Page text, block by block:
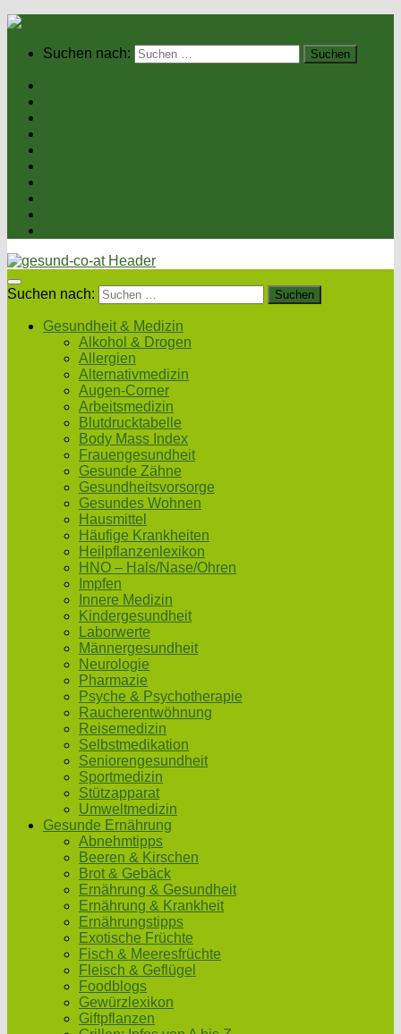
Suchen nach:
Suchen nach:
Gesundheit & Medizin
Alkohol & Drogen
Allergien
Alternativmedizin
Augen-Corner
Arbeitsmedizin
Blutdrucktabelle
Body Mass Index
Frauengesundheit
Gesunde Zähne
Gesundheitsvorsorge
Gesundes Wohnen
Hausmittel
Häufige Krankheiten
Heilpflanzenlexikon
HNO – Hals/Nase/Ohren
Impfen
Innere Medizin
Kindergesundheit
Laborwerte
Männergesundheit
Neurologie
Pharmazie
Psyche & Psychotherapie
Raucherentwöhnung
Reisemedizin
Selbstmedikation
Seniorengesundheit
Sportmedizin
Stützapparat
Umweltmedizin
Gesunde Ernährung
Abnehmtipps
Beeren & Kirschen
Brot & Gebäck
Ernährung & Gesundheit
Ernährung & Krankheit
Ernährungstipps
Exotische Früchte
Fisch & Meeresfrüchte
Fleisch & Geflügel
Foodblogs
Gewürzlexikon
Giftpflanzen